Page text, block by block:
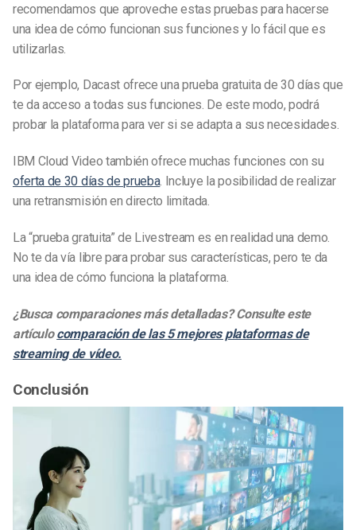
recomendamos que aproveche estas pruebas para hacerse
una idea de cómo funcionan sus funciones y lo fácil que es
utilizarlas.
Por ejemplo, Dacast ofrece una prueba gratuita de 30 días que
te da acceso a todas sus funciones. De este modo, podrá
probar la plataforma para ver si se adapta a sus necesidades.
IBM Cloud Video también ofrece muchas funciones con su
oferta de 30 días de prueba. Incluye la posibilidad de realizar
una retransmisión en directo limitada.
La “prueba gratuita” de Livestream es en realidad una demo.
No te da vía libre para probar sus características, pero te da
una idea de cómo funciona la plataforma.
¿Busca comparaciones más detalladas? Consulte este
artículocomparación de las 5 mejores plataformas de
streaming de vídeo.
Conclusión